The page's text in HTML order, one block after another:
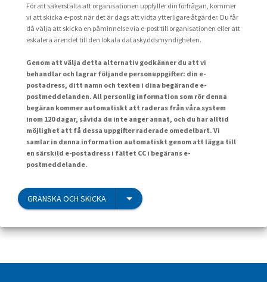
För att säkerställa att organisationen uppfyller din förfrågan, kommer
vi att skicka e-post när det är dags att vidta ytterligare åtgärder. Du får
då välja att skicka en påminnelse via e-post till organisationen eller att
eskalera ärendet till den lokala dataskyddsmyndigheten.
Genom att välja detta alternativ godkänner du att vi
behandlar och lagrar följande personuppgifter: din e-
postadress, ditt namn och texten i dina begärande e-
postmeddelanden. All personlig information som rör denna
begäran kommer automatiskt att raderas från våra system
inom 120 dagar, såvida du inte anger annat, och du har alltid
möjlighet att få dessa uppgifter raderade omedelbart. Vi
samlar in denna information automatiskt genom att lägga till
en särskild e-postadress i fältet CC i begärans e-
postmeddelande.
GRANSKA OCH SKICKA